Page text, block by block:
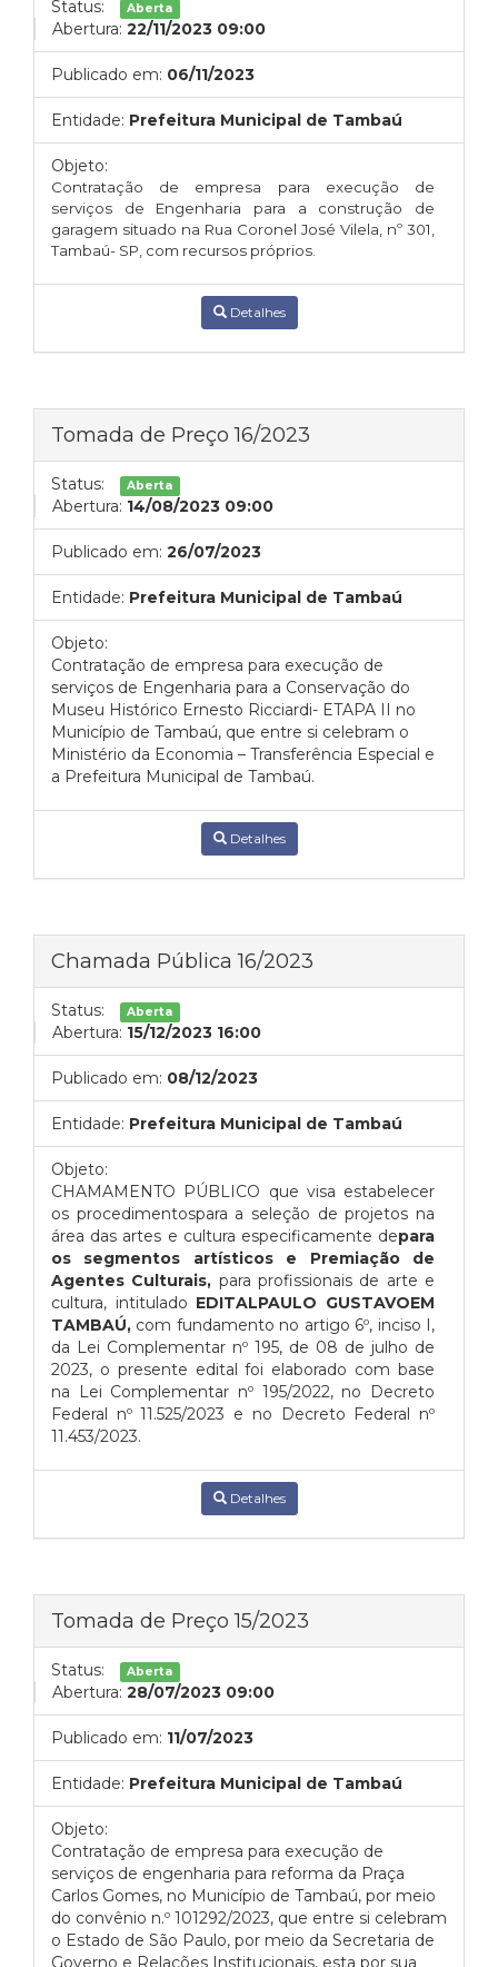
Status: Aberta
Abertura: 22/11/2023 09:00
Publicado em: 06/11/2023
Entidade: Prefeitura Municipal de Tambaú
Objeto:
Contratação de empresa para execução de
serviços de Engenharia para a construção de
garagem situado na Rua Coronel José Vilela, nº 301,
Tambaú- SP, com recursos próprios.
Detalhes
Tomada de Preço 16/2023
Status: Aberta
Abertura: 14/08/2023 09:00
Publicado em: 26/07/2023
Entidade: Prefeitura Municipal de Tambaú
Objeto:
Contratação de empresa para execução de
serviços de Engenharia para a Conservação do
Museu Histórico Ernesto Ricciardi- ETAPA II no
Município de Tambaú, que entre si celebram o
Ministério da Economia – Transferência Especial e
a Prefeitura Municipal de Tambaú.
Detalhes
Chamada Pública 16/2023
Status: Aberta
Abertura: 15/12/2023 16:00
Publicado em: 08/12/2023
Entidade: Prefeitura Municipal de Tambaú
Objeto:
CHAMAMENTO PÚBLICO que visa estabelecer
os procedimentospara a seleção de projetos na
área das artes e cultura especificamente depara
os segmentos artísticos e Premiação de
Agentes Culturais, para profissionais de arte e
cultura, intitulado EDITALPAULO GUSTAVOEM
TAMBAÚ, com fundamento no artigo 6º, inciso I,
da Lei Complementar nº 195, de 08 de julho de
2023, o presente edital foi elaborado com base
na Lei Complementar nº 195/2022, no Decreto
Federal nº 11.525/2023 e no Decreto Federal nº
11.453/2023.
Detalhes
Tomada de Preço 15/2023
Status: Aberta
Abertura: 28/07/2023 09:00
Publicado em: 11/07/2023
Entidade: Prefeitura Municipal de Tambaú
Objeto:
Contratação de empresa para execução de
serviços de engenharia para reforma da Praça
Carlos Gomes, no Município de Tambaú, por meio
do convênio n.º 101292/2023, que entre si celebram
o Estado de São Paulo, por meio da Secretaria de
Governo e Relações Institucionais, esta por sua